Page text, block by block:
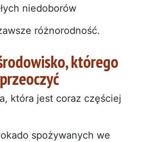
niedoborów
różnorodność.
którego
która jest coraz częściej
spożywanych we